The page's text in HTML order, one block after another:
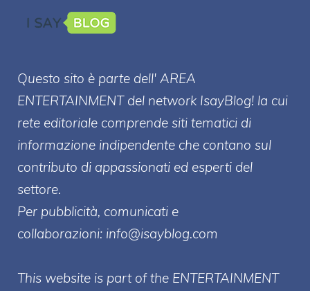
Questo sito è parte dell' AREA
ENTERTAINMENT del network IsayBlog! la cui
rete editoriale comprende siti tematici di
informazione indipendente che contano sul
contributo di appassionati ed esperti del
settore.
Per pubblicità, comunicati e
collaborazioni: info@isayblog.com
This website is part of the ENTERTAINMENT